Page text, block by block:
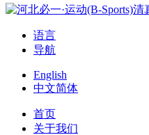
语言
导航
English
中文简体
首页
关于我们